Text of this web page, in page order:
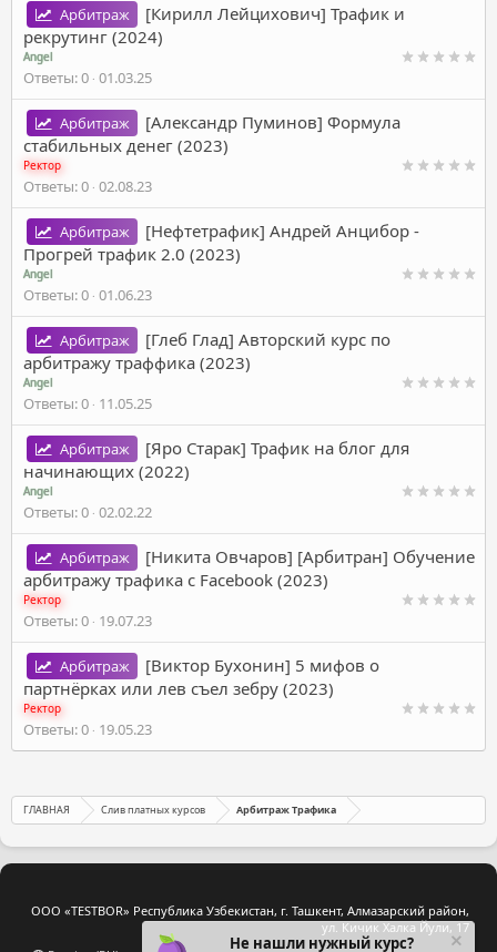
Арбитраж
[Кирилл Лейцихович] Трафик и
рекрутинг (2024)
Angel
Ответы 0 01.03.25
Арбитраж
[Александр Пуминов] Формула
стабильных денег (2023)
Ректор
Ответы 0 02.08.23
Арбитраж
[Нефтетрафик] Андрей Анцибор -
Прогрей трафик 2.0 (2023)
Angel
Ответы 0 01.06.23
Арбитраж
[Глеб Глад] Авторский курс по
арбитражу траффика (2023)
Angel
Ответы 0 11.05.25
Арбитраж
[Яро Старак] Трафик на блог для
начинающих (2022)
Angel
Ответы 0 02.02.22
Арбитраж
[Никита Овчаров] [Арбитран] Обучение
арбитражу трафика с Facebook (2023)
Ректор
Ответы 0 19.07.23
Арбитраж
[Виктор Бухонин] 5 мифов о
партнёрках или лев съел зебру (2023)
Ректор
Ответы 0 19.05.23
ГЛАВНАЯ Слив платных курсов Арбитраж Трафика
ООО «TESTBOR» Республика Узбекистан, г. Ташкент, Алмазарский район,
ул. Кичик Халка Йули, 17
Не нашли нужный курс?